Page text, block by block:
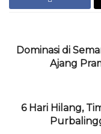
Dominasi di
Ajang
6 Hari Hilang,